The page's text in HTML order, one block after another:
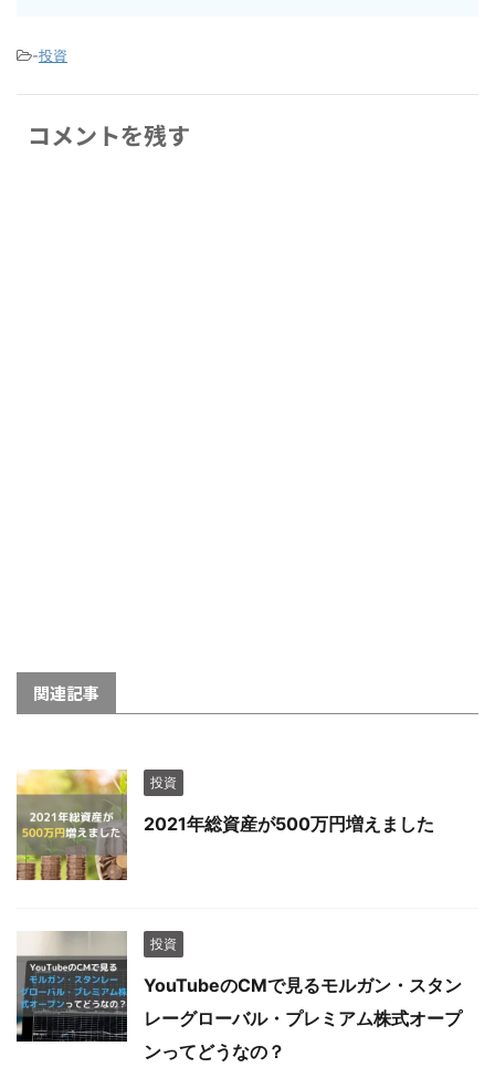
-投資
コメントを残す
関連記事
投資
2021年総資産が500万円増えました
投資
YouTubeのCMで見るモルガン・スタン
レーグローバル・プレミアム株式オープ
ンってどうなの？